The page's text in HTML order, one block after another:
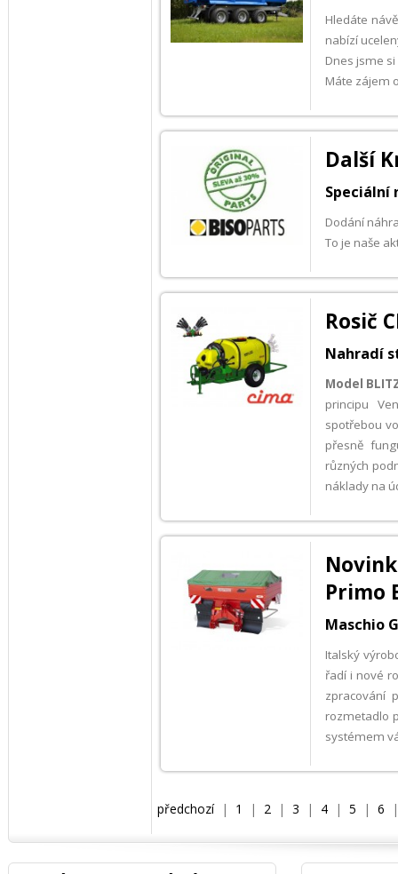
Hledáte
nabízí
Dnes jsme
Máte zájem
Další
Speciální
Dodání
To je naše
Rosič
Nahradí
Model
principu
spotřebou
přesně
různých
náklady na
Primo
Maschio
Italský
řadí i nové
zpracování
rozmetadlo
systémem
předchozí| 1 | 2 | 3 | 4 | 5 | 6 |